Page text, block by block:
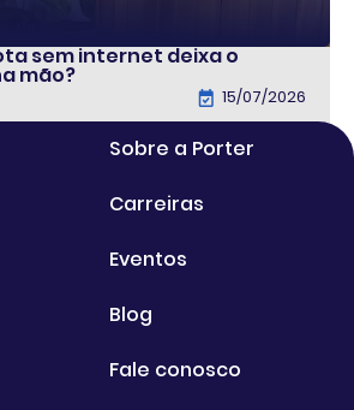
sem internet deixa o
mão?
15/07/2026
Sobre a Porter
Carreiras
Eventos
Blog
Fale conosco